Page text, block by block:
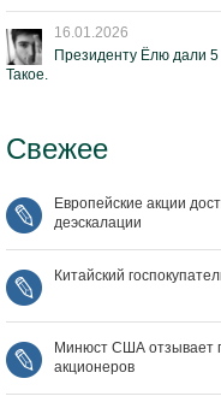
16.01.2026
Президенту Ёлю дали
Такое.
Свежее
Европейские акции
деэскалации
Китайский
Минюст США отзывает
акционеров